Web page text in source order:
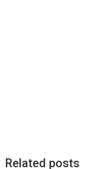
Related posts